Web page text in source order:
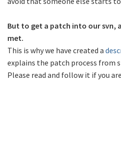
But to get a patch into our svn,
met.
This is why we have created a
explains the patch process from
Please read and follow it if you